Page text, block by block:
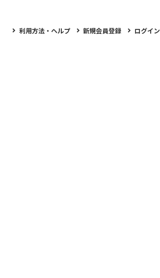
利用方法・ヘルプ 新規会員登録 ログイン